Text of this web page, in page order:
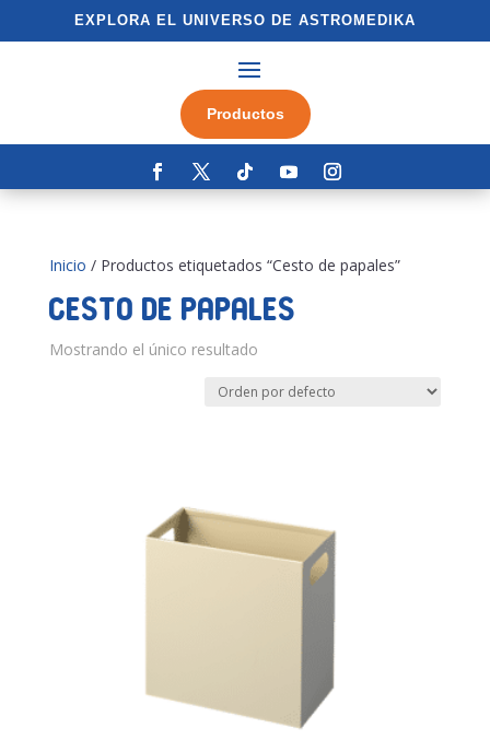
EXPLORA EL UNIVERSO DE ASTROMEDIKA
Productos
Inicio / Productos etiquetados “Cesto de papales”
Cesto de papales
Mostrando el único resultado